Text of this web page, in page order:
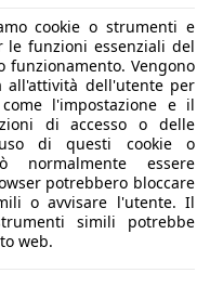
AMG Oneha sviluppato
che monta una
che ha vinto in F1 nel
V6 turbo e da quattro
rispetto al
275 esemplari, prezzo
invece, in Svezia e
di vetture
con prodotti
cookie o strumenti e
le funzioni essenziali del
Vengono
dell'utente per
l'impostazione e il
di accesso o delle
di questi cookie o
essere
potrebbero bloccare
o avvisare l'utente. Il
simili potrebbe
web.